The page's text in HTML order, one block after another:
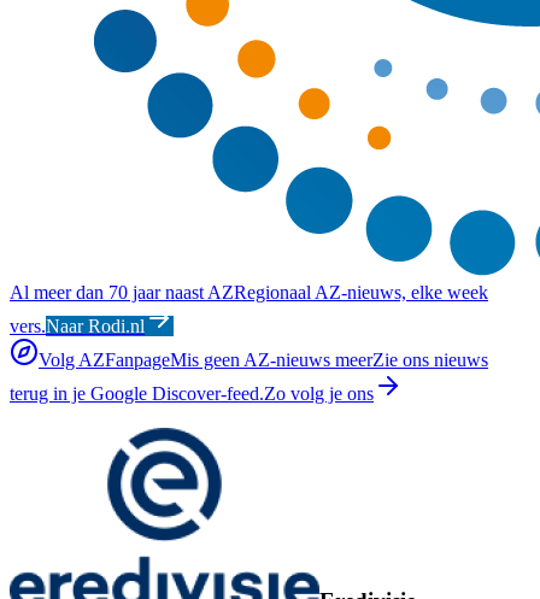
Al meer dan 70 jaar naast AZRegionaal AZ-nieuws, elke week
vers.Naar Rodi.nl
Volg AZFanpageMis geen AZ-nieuws meerZie ons nieuws
terug in je Google Discover-feed.Zo volg je ons